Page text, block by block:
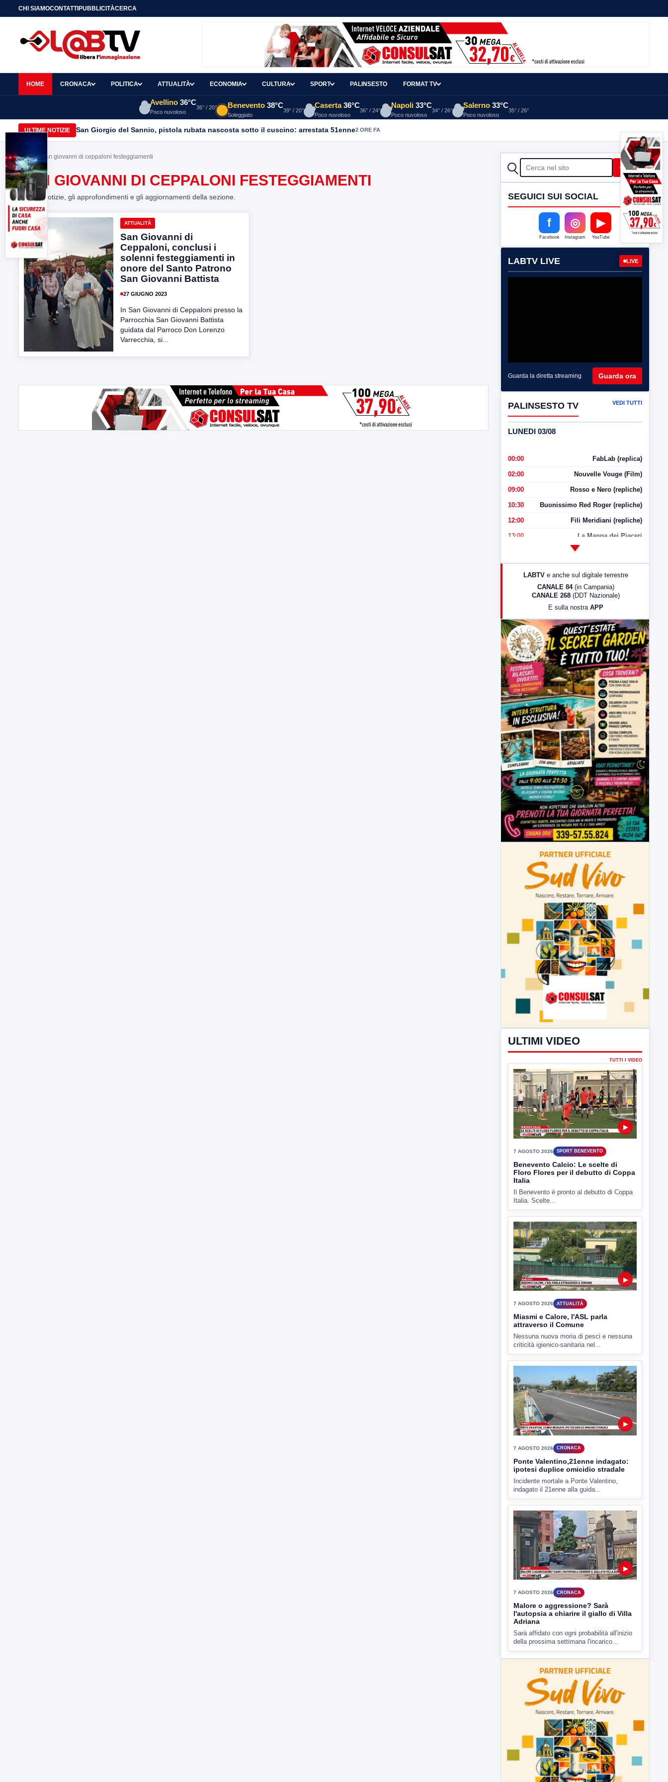
CHI SIAMOCONTATTIPUBBLICITÀCERCA
HOME CRONACA POLITICA ATTUALITÀ ECONOMIA CULTURA SPORT PALINSESTO FORMAT TV
Avellino 36°C
Poco nuvoloso
36° / 20° Benevento 38°C
Soleggiato
39° / 20°
Caserta 36°C
Poco nuvoloso
36° / 24°
Napoli 33°C
Poco nuvoloso
34° / 26°
Salerno 33°C
Poco nuvoloso
35° / 26°
ULTIME NOTIZIE San Giorgio del Sannio, pistola rubata nascosta sotto il cuscino: arrestata 51enne2 ORE FA
Home> San giovanni di ceppaloni festeggiamenti
SAN GIOVANNI DI CEPPALONI FESTEGGIAMENTI
Tutte le notizie, gli approfondimenti e gli aggiornamenti della sezione.
ATTUALITÀ
San Giovanni di
Ceppaloni, conclusi i
solenni festeggiamenti in
onore del Santo Patrono
San Giovanni Battista
27 GIUGNO 2023
In San Giovanni di Ceppaloni presso la
Parrocchia San Giovanni Battista
guidata dal Parroco Don Lorenzo
Varrecchia, si...
CERCA Cerca
SEGUICI SUI SOCIAL
f
Facebook
◎
Instagram
▶
YouTube
LABTV LIVE LIVE
Guarda la diretta streaming Guarda ora
PALINSESTO TV VEDI TUTTI
LUNEDI 03/08
00:00 FabLab (replica)
02:00 Nouvelle Vouge (Film)
09:00 Rosso e Nero (repliche)
10:30 Buonissimo Red Roger (repliche)
12:00 Fili Meridiani (repliche)
13:00 La Mappa dei Piaceri
LabNews (Diretta)
23:00 LabNews (replica)
LABTV e anche sul digitale terrestre
CANALE 84 (in Campania)
CANALE 268 (DDT Nazionale)
E sulla nostra APP
ULTIMI VIDEO
▶
7 AGOSTO 2026 SPORT BENEVENTO
Benevento Calcio: Le scelte di
Floro Flores per il debutto di Coppa
Il Benevento è pronto al debutto di Coppa
Italia. Scelte...
▶
7 AGOSTO 2026 ATTUALITÀ
Miasmi e Calore, l'ASL parla
attraverso il Comune
Nessuna nuova moria di pesci e nessuna
criticità igienico-sanitaria nel...
▶
7 AGOSTO 2026
Ponte Valentino,21enne indagato:
ipotesi duplice omicidio stradale
Incidente mortale a Ponte Valentino,
indagato il 21enne alla guida...
▶
7 AGOSTO 2026 CRONACA
Malore o aggressione? Sarà
l'autopsia a chiarire il giallo di Villa
Sarà affidato con ogni probabilità all'inizio
della prossima settimana l'incarico...